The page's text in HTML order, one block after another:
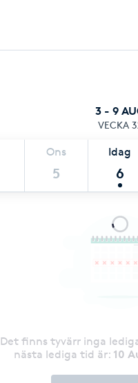
3 - 9
VECKA
Ons
5
Idag
6
Det finns tyvärr inga
nästa lediga tid är: 10